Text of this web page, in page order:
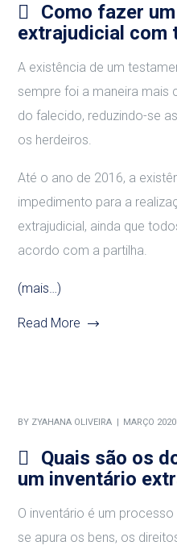
Como fazer
extrajudicial com
A existência de um
sempre foi a maneira mais
do falecido, reduzindo-se
os herdeiros.
Até o ano de 2016, a
impedimento para a
extrajudicial, ainda que
acordo com a partilha.
(mais…)
Read More
BY ZYAHANA OLIVEIRA MARÇO 2020
Quais são os
um inventário
O inventário é um
se apura os bens, os